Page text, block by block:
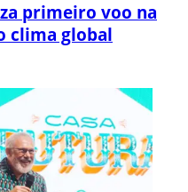
primeiro voo na
clima global